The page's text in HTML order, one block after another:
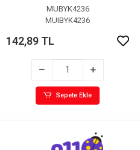
MUBYK4236
MUIBYK4236
142,89 TL
Sepete Ekle